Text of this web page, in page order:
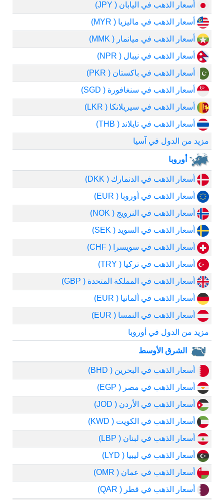
أسعار الذهب في اليابان ( JPY)
أسعار الذهب في ماليزيا ( MYR)
أسعار الذهب في ميانمار ( MMK)
أسعار الذهب في نيبال ( NPR)
أسعار الذهب في باكستان ( PKR)
أسعار الذهب في سنغافورة ( SGD)
أسعار الذهب في سيريلانكا ( LKR)
أسعار الذهب في تايلاند ( THB)
مزيد من الدول في آسيا
أوروبا
أسعار الذهب في الدنمارك ( DKK)
أسعار الذهب في أوروبا ( EUR)
أسعار الذهب في النرويج ( NOK)
أسعار الذهب في السويد ( SEK)
أسعار الذهب في سويسرا ( CHF)
أسعار الذهب في تركيا ( TRY)
أسعار الذهب في المملكة المتحدة ( GBP)
أسعار الذهب في ألمانيا ( EUR)
أسعار الذهب في النمسا ( EUR)
مزيد من الدول في أوروبا
الشرق الأوسط
أسعار الذهب في البحرين ( BHD)
أسعار الذهب في مصر ( EGP)
أسعار الذهب في الأردن ( JOD)
أسعار الذهب في الكويت ( KWD)
أسعار الذهب في لبنان ( LBP)
أسعار الذهب في ليبيا ( LYD)
أسعار الذهب في عمان ( OMR)
أسعار الذهب في قطر ( QAR)